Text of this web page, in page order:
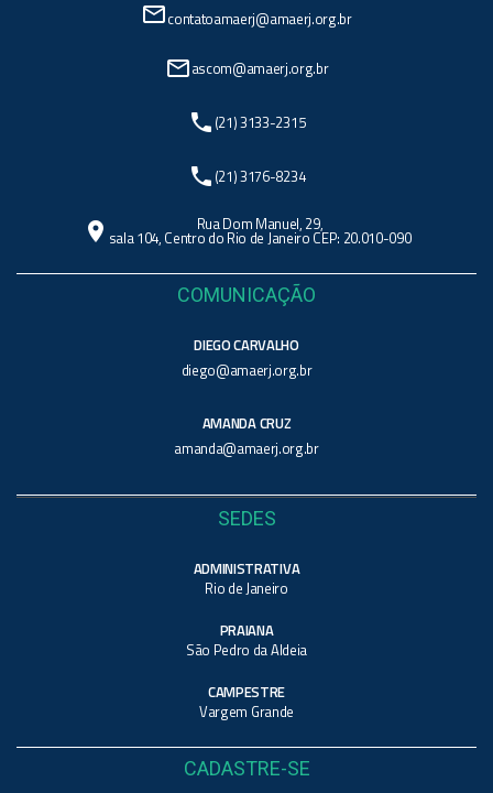
mail_outlinecontatoamaerj@amaerj.org.br
mail_outlineascom@amaerj.org.br
phone (21) 3133-2315
phone (21) 3176-8234
location_on Rua Dom Manuel, 29,
sala 104, Centro do Rio de Janeiro CEP: 20.010-090
COMUNICAÇÃO
DIEGO CARVALHO
diego@amaerj.org.br
AMANDA CRUZ
amanda@amaerj.org.br
SEDES
ADMINISTRATIVA
Rio de Janeiro
PRAIANA
São Pedro da Aldeia
CAMPESTRE
Vargem Grande
CADASTRE-SE